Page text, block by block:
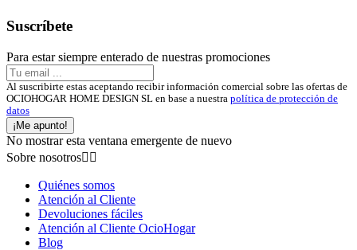
Suscríbete
Para estar siempre enterado de nuestras promociones
Al suscribirte estas aceptando recibir información comercial sobre las ofertas de
OCIOHOGAR HOME DESIGN SL en base a nuestra política de protección de
datos
¡Me apunto!
No mostrar esta ventana emergente de nuevo
Sobre nosotros 
Quiénes somos
Atención al Cliente
Devoluciones fáciles
Atención al Cliente OcioHogar
Blog